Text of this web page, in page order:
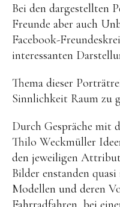
Bei den dargestellten
Freunde aber auch
Facebook-
interessanten
Thema dieser
Sinnlichkeit Raum zu
Durch Gespräche mit
Thilo Weckmüller
den jeweiligen
Bilder enstanden
Modellen und deren